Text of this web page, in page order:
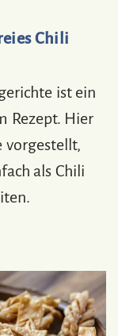
Chili
ist ein
Rezept. Hier
vorgestellt,
als Chili